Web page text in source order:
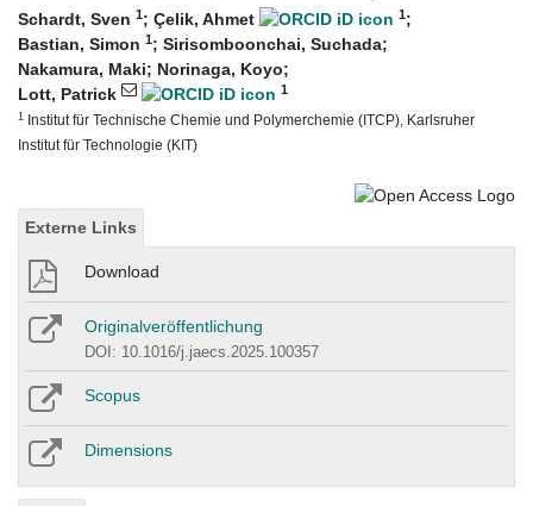
Schardt, Sven 1; Çelik, Ahmet 1;
Bastian, Simon 1; Sirisomboonchai, Suchada;
Nakamura, Maki; Norinaga, Koyo;
Lott, Patrick
1
1 Institut für Technische Chemie und Polymerchemie (ITCP), Karlsruher
Institut für Technologie (KIT)
Externe Links
Download
Originalveröffentlichung
DOI: 10.1016/j.jaecs.2025.100357
Scopus
Dimensions